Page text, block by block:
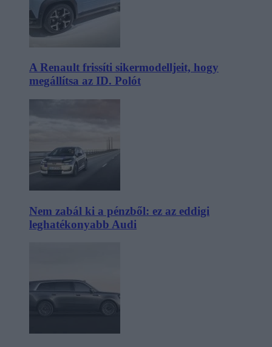
A Renault frissíti sikermodelljeit, hogy
megállítsa az ID. Polót
Nem zabál ki a pénzből: ez az eddigi
leghatékonyabb Audi